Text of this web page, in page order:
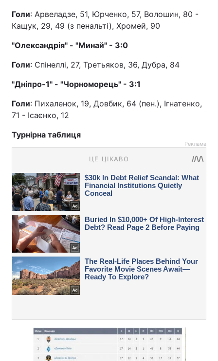
Голи: Арвеладзе, 51, Юрченко, 57, Волошин, 80 -
Кащук, 29, 49 (з пенальті), Хромей, 90
"Олександрія" - "Минай" - 3:0
Голи: Спінеллі, 27, Третьяков, 36, Дубра, 84
"Дніпро-1" - "Чорноморець" - 3:1
Голи: Пихаленок, 19, Довбик, 64 (пен.), Ігнатенко,
71 - Ісаєнко, 12
Турнірна таблиця
Реклама